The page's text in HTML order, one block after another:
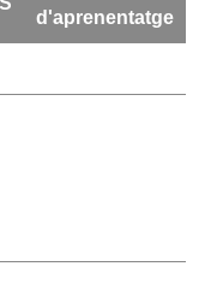
d'aprenentatge